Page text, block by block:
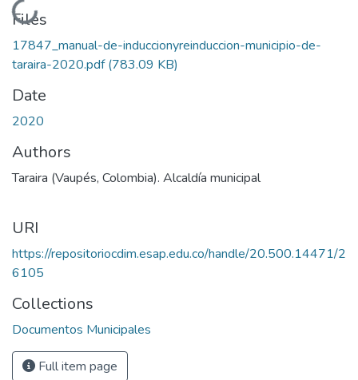
Loading...
Files
17847_manual-de-induccionyreinduccion-municipio-de-
taraira-2020.pdf(783.09 KB)
Date
2020
Authors
Taraira (Vaupés, Colombia). Alcaldía municipal
URI
https://repositoriocdim.esap.edu.co/handle/20.500.14471/2
6105
Collections
Documentos Municipales
Full item page